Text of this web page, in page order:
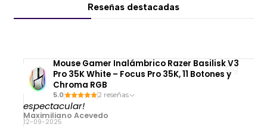
Reseñas destacadas
Mouse Gamer Inalámbrico Razer Basilisk V3
Pro 35K White – Focus Pro 35K, 11 Botones y
Chroma RGB
5.0 2 reseñas
espectacular!
Maximiliano Acevedo
12-09-2025